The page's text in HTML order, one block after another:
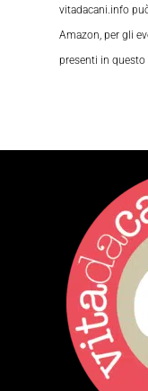
vitadacani.info
Amazon, per gli
presenti in questo